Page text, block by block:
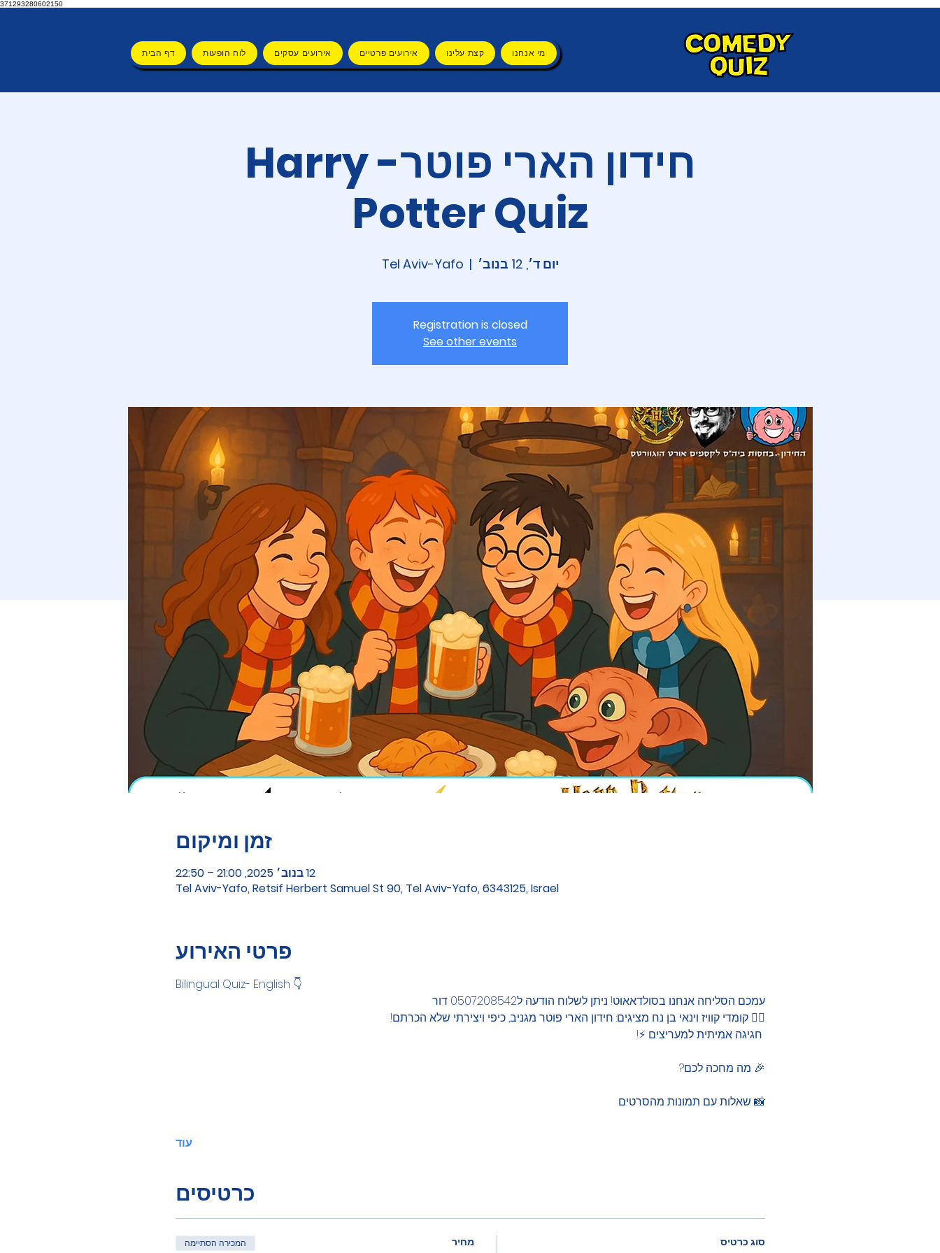
371293280602150
דף הבית לוח הופעות אירועים עסקים אירועים פרטיים קצת עלינו מי אנחנו
חידון הארי פוטר- Harry
Potter Quiz
יום ד׳, 12 בנוב׳
  |
Tel Aviv-Yafo
Registration is closed
See other events
זמן ומיקום
12 בנוב׳ 2025, 21:00 – 22:50
Tel Aviv-Yafo, Retsif Herbert Samuel St 90, Tel Aviv-Yafo, 6343125, Israel
פרטי האירוע
Bilingual Quiz- English 👇
עמכם הסליחה אנחנו בסולדאאוט! ניתן לשלוח הודעה ל0507208542 דור
🧙‍♂️ קומדי קוויז וינאי בן נח מציגים: חידון הארי פוטר מגניב, כיפי ויצירתי שלא הכרתם!
🎉 מה מחכה לכם?
📸 שאלות עם תמונות מהסרטים
עוד
כרטיסים
סוג כרטיס מחיר המכירה הסתיימה